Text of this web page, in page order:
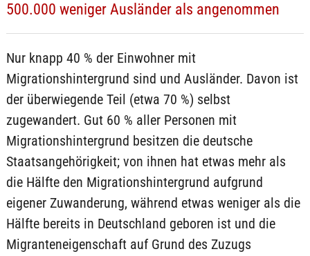
500.000 weniger Ausländer als angenommen
Nur knapp 40 % der Einwohner mit
Migrationshintergrund sind und Ausländer. Davon ist
der überwiegende Teil (etwa 70 %) selbst
zugewandert. Gut 60 % aller Personen mit
Migrationshintergrund besitzen die deutsche
Staatsangehörigkeit; von ihnen hat etwas mehr als
die Hälfte den Migrationshintergrund aufgrund
eigener Zuwanderung, während etwas weniger als die
Hälfte bereits in Deutschland geboren ist und die
Migranteneigenschaft auf Grund des Zuzugs